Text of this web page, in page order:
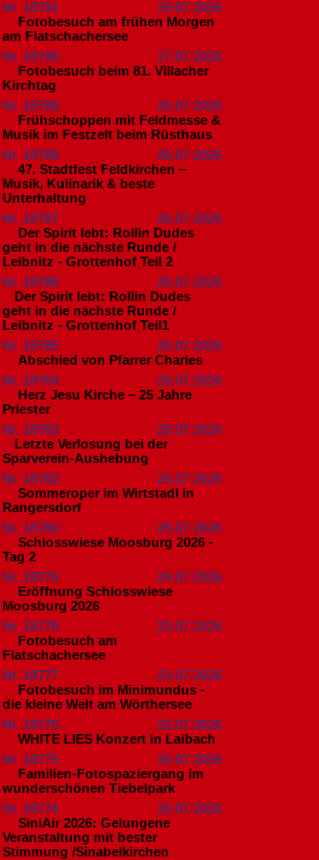
Nr. 18791
29.07.2026
Fotobesuch am frühen Morgen
am Flatschachersee
Nr. 18790
27.07.2026
Fotobesuch beim 81. Villacher
Kirchtag
Nr. 18789
26.07.2026
Frühschoppen mit Feldmesse &
Musik im Festzelt beim Rüsthaus
Nr. 18788
26.07.2026
47. Stadtfest Feldkirchen –
Musik, Kulinarik & beste
Unterhaltung
Nr. 18787
26.07.2026
Der Spirit lebt: Rollin Dudes
geht in die nächste Runde /
Leibnitz - Grottenhof Teil 2
Nr. 18786
26.07.2026
​Der Spirit lebt: Rollin Dudes
geht in die nächste Runde /
Leibnitz - Grottenhof Teil1
Nr. 18785
26.07.2026
Abschied von Pfarrer Charles
Nr. 18784
26.07.2026
Herz Jesu Kirche – 25 Jahre
Priester
Nr. 18783
25.07.2026
​Letzte Verlosung bei der
Sparverein-Aushebung
Nr. 18782
25.07.2026
Sommeroper im Wirtstadl in
Rangersdorf
Nr. 18780
25.07.2026
Schlosswiese Moosburg 2026 -
Tag 2
Nr. 18779
24.07.2026
Eröffnung Schlosswiese
Moosburg 2026
Nr. 18778
23.07.2026
Fotobesuch am
Flatschachersee
Nr. 18777
23.07.2026
Fotobesuch im Minimundus -
die kleine Welt am Wörthersee
Nr. 18776
22.07.2026
WHITE LIES Konzert in Laibach
Nr. 18775
20.07.2026
Familien-Fotospaziergang im
wunderschönen Tiebelpark
Nr. 18774
20.07.2026
SiniAir 2026: Gelungene
Veranstaltung mit bester
Stimmung /Sinabelkirchen